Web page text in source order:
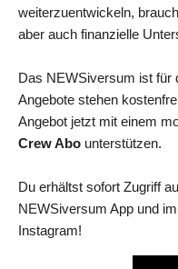
weiterzuentwickeln,
aber auch finanzielle
Das NEWSiversum ist für
Angebote stehen
Angebot jetzt mit einem
Crew Abo unterstützen.
Du erhältst sofort Zugriff
NEWSiversum App und
Instagram!